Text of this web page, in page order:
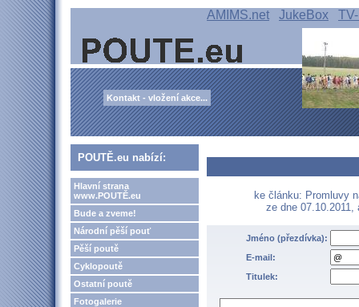
AMIMS.net JukeBox
Kontakt - vložení akce...
POUTĚ.eu nabízí:
Hlavní strana
www.POUTĚ.eu
Bude a zveme!
Národní pěší pouť
Pěší poutě
Cyklopoutě
Ostatní poutě
Fotogalerie
ke článku: Promluvy
ze dne
Jméno (přezdívka):
E-mail:
Titulek: